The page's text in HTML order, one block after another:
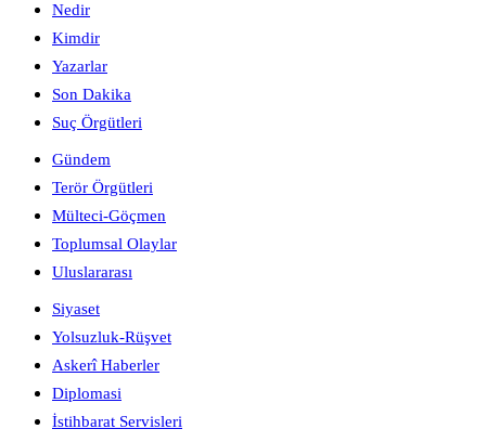
Nedir
Kimdir
Yazarlar
Son Dakika
Suç Örgütleri
Gündem
Terör Örgütleri
Mülteci-Göçmen
Toplumsal Olaylar
Uluslararası
Siyaset
Yolsuzluk-Rüşvet
Askerî Haberler
Diplomasi
İstihbarat Servisleri